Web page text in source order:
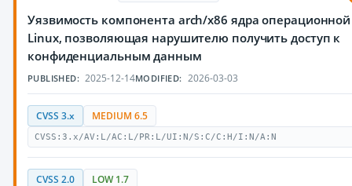
Уязвимость компонента arch/x86 ядра
Linux, позволяющая нарушителю получить доступ к
конфиденциальным данным
PUBLISHED: 2025-12-14MODIFIED: 2026-03-03
CVSS 3.x MEDIUM 6.5
CVSS:3.x/AV:L/AC:L/PR:L/UI:N/S:C/C:H/I:N/A:N
CVSS 2.0 LOW 1.7